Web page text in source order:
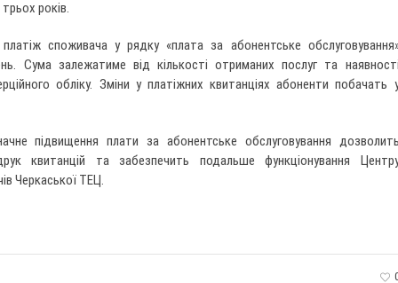
років.
споживача у рядку «плата за абонентське
Сума залежатиме від кількості отриманих послуг та наявності
обліку. Зміни у платіжних квитанціях абоненти побачать
підвищення плати за абонентське обслуговування дозволить
квитанцій та забезпечить подальше функціонування
Черкаської ТЕЦ.